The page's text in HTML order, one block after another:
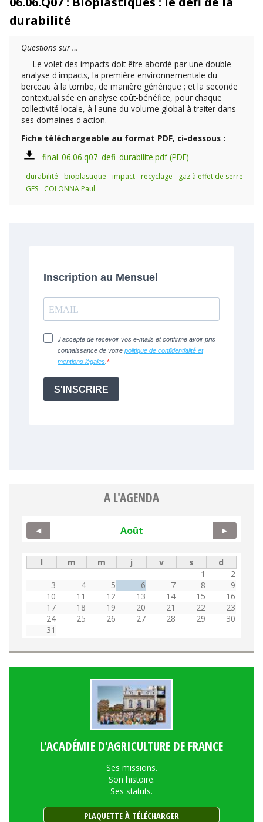
durabilité
Questions sur …
Le volet des impacts doit être abordé par une double
analyse d'impacts, la première environnementale du
berceau à la tombe, de manière générique ; et la seconde
contextualisée en analyse coût-bénéfice, pour chaque
collectivité locale, à l'aune du volume global à traiter dans
ses domaines d'action.
Fiche téléchargeable au format PDF, ci-dessous :
final_06.06.q07_defi_durabilite.pdf
durabilité bioplastique impact recyclage
gaz à effet de serre
GES
COLONNA Paul
A L'AGENDA
Août
◀ ▶
l m m j v s
d
1
2
3
4 5 6 7 8
9
10
11 12 13 14 15
16
17
18 19 20 21 22
23
24
25 26 27 28 29
30
31
L'ACADÉMIE D'AGRICULTURE DE FRANCE
Ses missions.
Son histoire.
Ses statuts.
PLAQUETTE À TÉLÉCHARGER